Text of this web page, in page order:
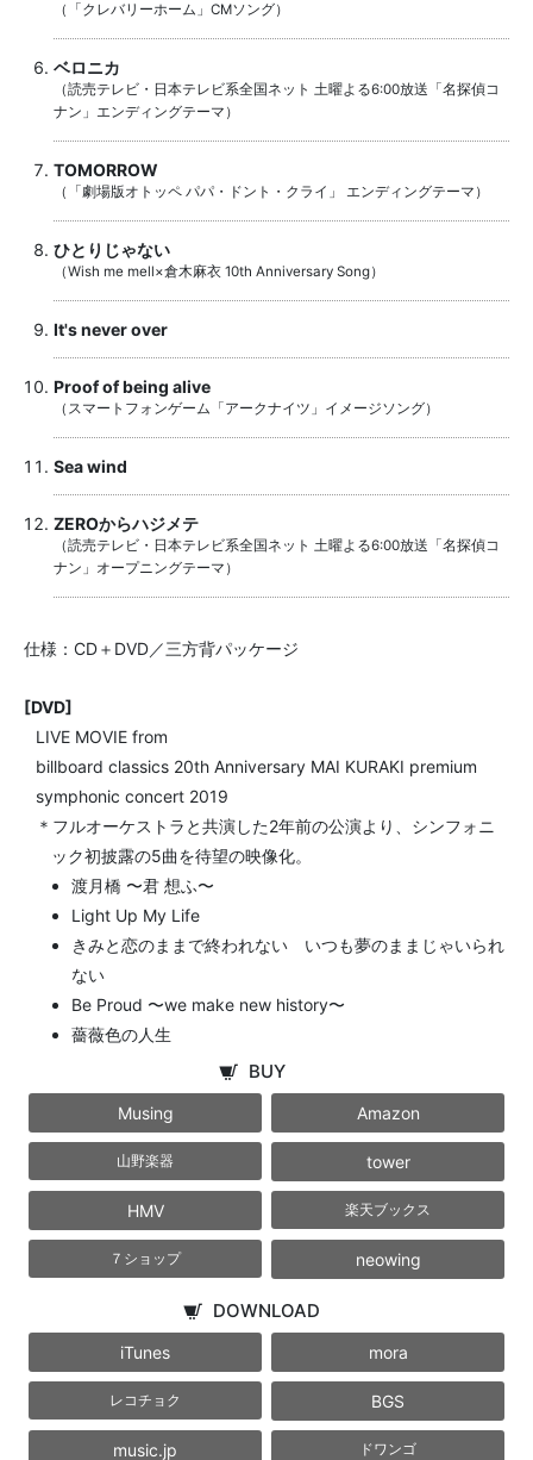
（「クレバリーホーム」CMソング）
ベロニカ
（読売テレビ・日本テレビ系全国ネット 土曜よる6:00放送「名探偵コ
ナン」エンディングテーマ）
TOMORROW
（「劇場版オトッペ パパ・ドント・クライ」 エンディングテーマ）
ひとりじゃない
（Wish me mell×倉木麻衣 10th Anniversary Song）
It's never over
Proof of being alive
（スマートフォンゲーム「アークナイツ」イメージソング）
Sea wind
ZEROからハジメテ
（読売テレビ・日本テレビ系全国ネット 土曜よる6:00放送「名探偵コ
ナン」オープニングテーマ）
仕様：CD＋DVD／三方背パッケージ
[DVD]
LIVE MOVIE from
billboard classics 20th Anniversary MAI KURAKI premium
symphonic concert 2019
＊フルオーケストラと共演した2年前の公演より、シンフォニ
ック初披露の5曲を待望の映像化。
渡月橋 〜君 想ふ〜
Light Up My Life
きみと恋のままで終われない いつも夢のままじゃいられ
ない
Be Proud 〜we make new history〜
薔薇色の人生
BUY
Musing Amazon
山野楽器 tower
HMV 楽天ブックス
７ショップ neowing
DOWNLOAD
iTunes mora
レコチョク BGS
music.jp ドワンゴ